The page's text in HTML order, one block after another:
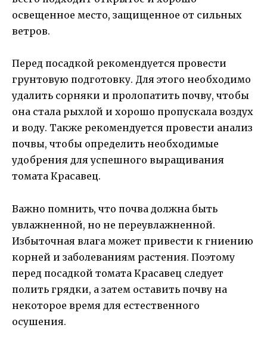
освещенное место, защищенное от сильных
ветров.
Перед посадкой рекомендуется провести
грунтовую подготовку. Для этого необходимо
удалить сорняки и пролопатить почву, чтобы
она стала рыхлой и хорошо пропускала воздух
и воду. Также рекомендуется провести анализ
почвы, чтобы определить необходимые
удобрения для успешного выращивания
томата Красавец.
Важно помнить, что почва должна быть
увлажненной, но не переувлажненной.
Избыточная влага может привести к гниению
корней и заболеваниям растения. Поэтому
перед посадкой томата Красавец следует
полить грядки, а затем оставить почву на
некоторое время для естественного
осушения.